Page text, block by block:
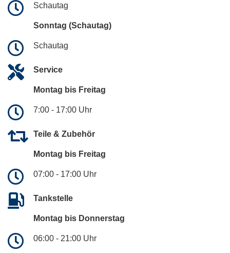
Schautag
Sonntag (Schautag)
Schautag
Service
Montag bis Freitag
7:00 - 17:00 Uhr
Teile & Zubehör
Montag bis Freitag
07:00 - 17:00 Uhr
Tankstelle
Montag bis Donnerstag
06:00 - 21:00 Uhr